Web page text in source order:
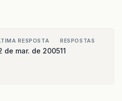
RESPOSTA
de mar. de 2005
RESPOSTAS
11